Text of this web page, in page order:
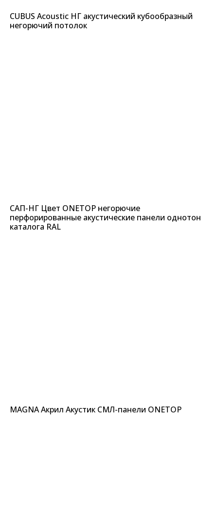
CUBUS Acoustic НГ акустический кубообразный
негорючий потолок
САП-НГ Цвет ONETOP негорючие
перфорированные акустические панели однотон
каталога RAL
MAGNA Акрил Акустик СМЛ-панели ONETOP